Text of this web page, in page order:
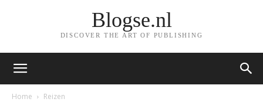
Blogse.nl
DISCOVER THE ART OF PUBLISHING
Home Reizen